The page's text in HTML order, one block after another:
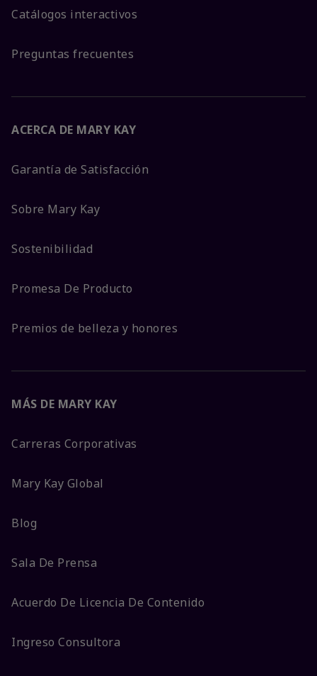
Catálogos interactivos
Preguntas frecuentes
ACERCA DE MARY KAY
Garantía de Satisfacción
Sobre Mary Kay
Sostenibilidad
Promesa De Producto
Premios de belleza y honores
MÁS DE MARY KAY
Carreras Corporativas
Mary Kay Global
Blog
Sala De Prensa
Acuerdo De Licencia De Contenido
Ingreso Consultora